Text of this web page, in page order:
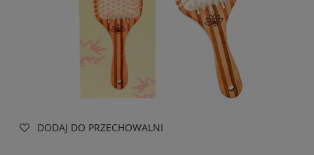
DODAJ DO PRZECHOWALNI